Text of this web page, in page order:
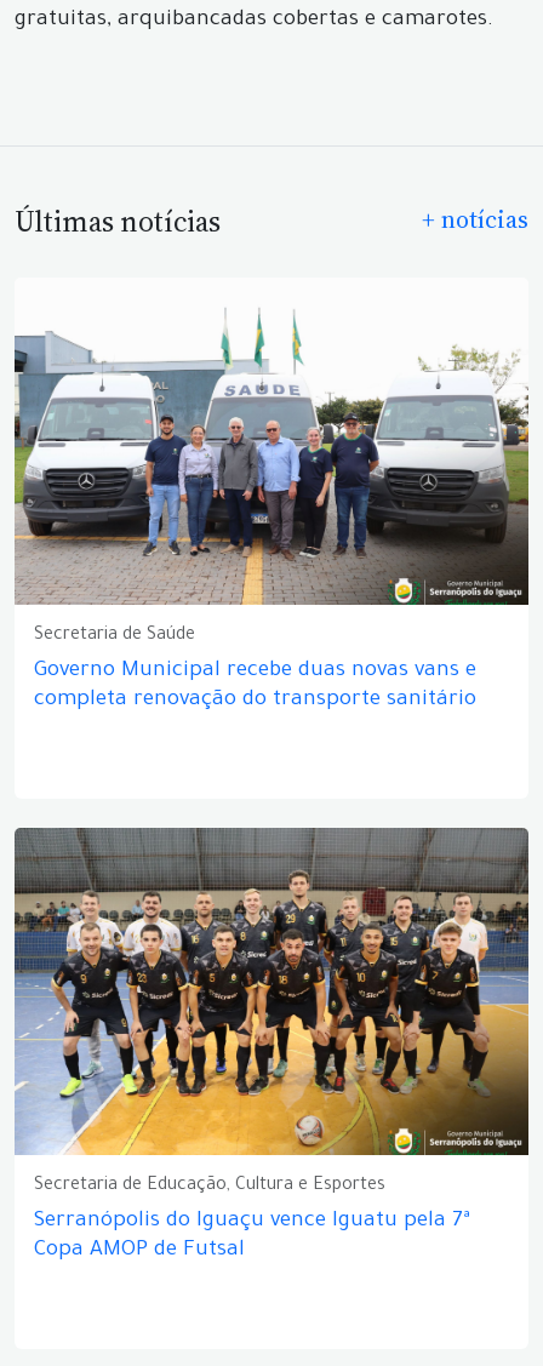
gratuitas, arquibancadas cobertas e camarotes.
Últimas notícias + notícias
Secretaria de Saúde
Governo Municipal recebe duas novas vans e
completa renovação do transporte sanitário
Secretaria de Educação, Cultura e Esportes
Serranópolis do Iguaçu vence Iguatu pela 7ª
Copa AMOP de Futsal